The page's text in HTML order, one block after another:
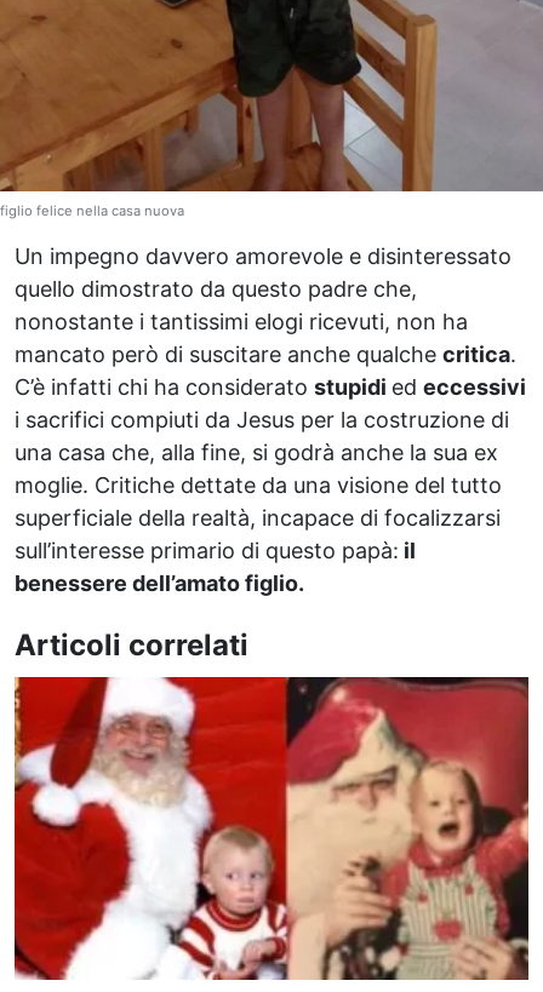
figlio felice nella casa nuova
Un impegno davvero amorevole e disinteressato
quello dimostrato da questo padre che,
nonostante i tantissimi elogi ricevuti, non ha
mancato però di suscitare anche qualche critica.
C’è infatti chi ha considerato stupidi ed eccessivi
i sacrifici compiuti da Jesus per la costruzione di
una casa che, alla fine, si godrà anche la sua ex
moglie. Critiche dettate da una visione del tutto
superficiale della realtà, incapace di focalizzarsi
sull’interesse primario di questo papà: il
benessere dell’amato figlio.
Articoli correlati